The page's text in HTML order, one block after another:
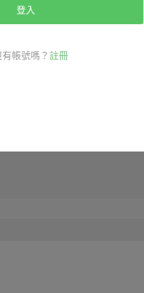
指出人們的錯誤。）
理智了。
登入
帳號嗎？ 註冊